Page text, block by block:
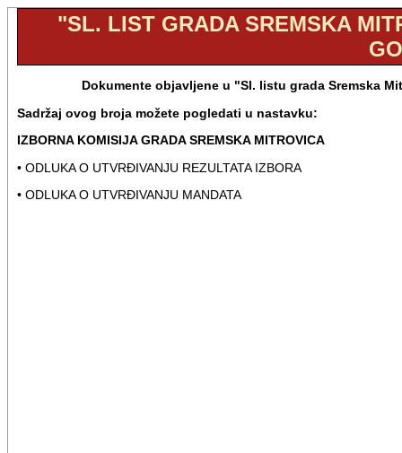
"SL. LIST GRADA SREMSKA
Dokumente objavljene u "Sl. listu grada Sremska
Sadržaj ovog broja možete pogledati u nastavku:
IZBORNA KOMISIJA GRADA SREMSKA MITROVICA
• ODLUKA O UTVRĐIVANJU REZULTATA IZBORA
• ODLUKA O UTVRĐIVANJU MANDATA